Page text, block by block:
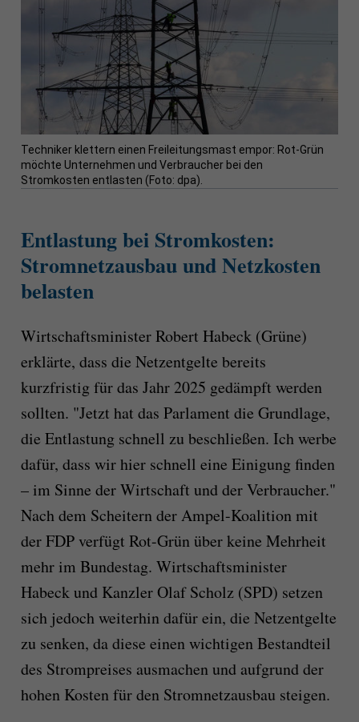
Techniker klettern einen Freileitungsmast empor: Rot-Grün
möchte Unternehmen und Verbraucher bei den
Stromkosten entlasten (Foto: dpa).
Entlastung bei Stromkosten:
Stromnetzausbau und Netzkosten
belasten
Wirtschaftsminister Robert Habeck (Grüne)
erklärte, dass die Netzentgelte bereits
kurzfristig für das Jahr 2025 gedämpft werden
sollten. "Jetzt hat das Parlament die Grundlage,
die Entlastung schnell zu beschließen. Ich werbe
dafür, dass wir hier schnell eine Einigung finden
– im Sinne der Wirtschaft und der Verbraucher."
Nach dem Scheitern der Ampel-Koalition mit
der FDP verfügt Rot-Grün über keine Mehrheit
mehr im Bundestag. Wirtschaftsminister
Habeck und Kanzler Olaf Scholz (SPD) setzen
sich jedoch weiterhin dafür ein, die Netzentgelte
zu senken, da diese einen wichtigen Bestandteil
des Strompreises ausmachen und aufgrund der
hohen Kosten für den Stromnetzausbau steigen.